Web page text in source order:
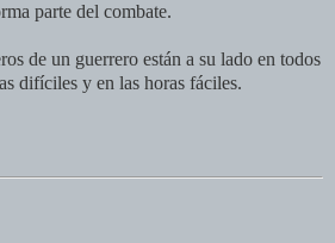
parte del combate.
de un guerrero están a su lado en todos
difíciles y en las horas fáciles.